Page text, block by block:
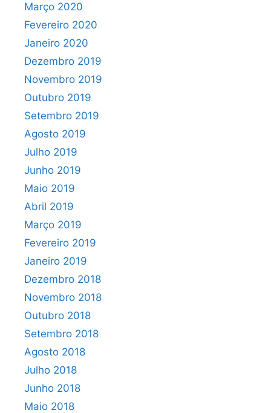
Março 2020
Fevereiro 2020
Janeiro 2020
Dezembro 2019
Novembro 2019
Outubro 2019
Setembro 2019
Agosto 2019
Julho 2019
Junho 2019
Maio 2019
Abril 2019
Março 2019
Fevereiro 2019
Janeiro 2019
Dezembro 2018
Novembro 2018
Outubro 2018
Setembro 2018
Agosto 2018
Julho 2018
Junho 2018
Maio 2018